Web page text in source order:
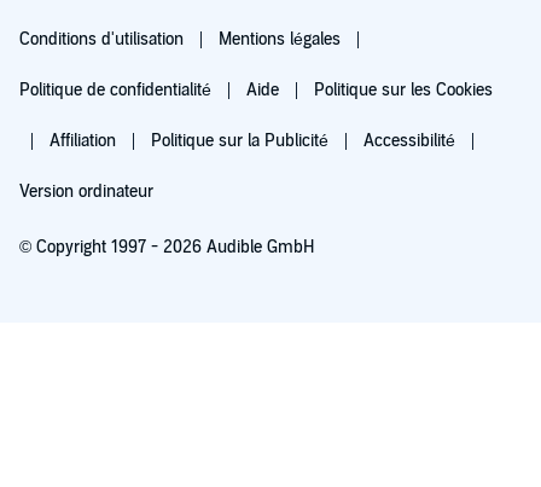
Conditions d'utilisation Mentions légales
Politique de confidentialité Aide Politique sur les Cookies
Affiliation Politique sur la Publicité Accessibilité
Version ordinateur
© Copyright 1997 - 2026 Audible GmbH